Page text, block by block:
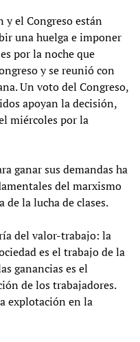
y el Congreso están
una huelga e imponer
por la noche que
y se reunió con
Un voto del Congreso,
apoyan la decisión,
miércoles por la
ganar sus demandas ha
del marxismo
de la lucha de clases.
del valor-trabajo: la
es el trabajo de la
ganancias es el
de los trabajadores.
explotación en la